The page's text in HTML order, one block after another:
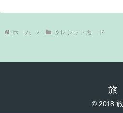
ホーム クレジットカード
旅
© 2018 旅.